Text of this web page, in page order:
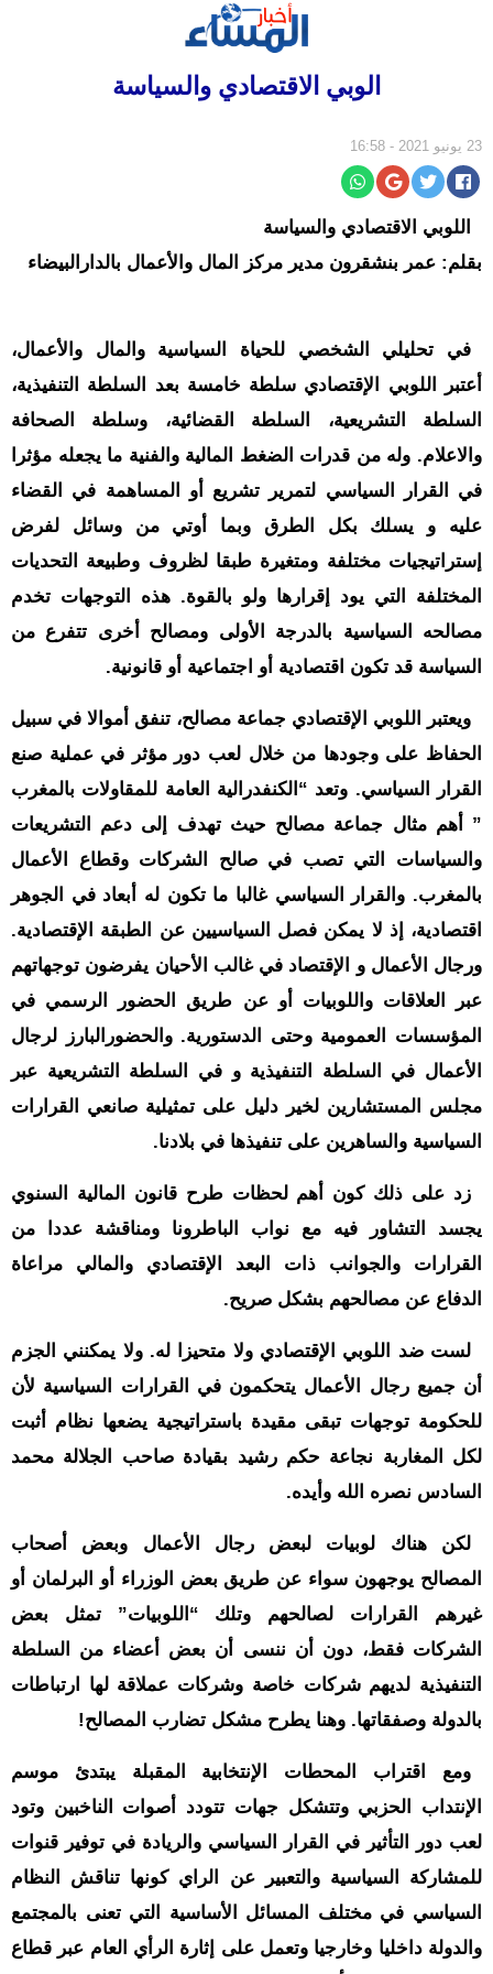
مجتمع
إقتصاد
أخبار
الجالية
فن
رياضة
المرأة
حوادث
قناة
اخبار
المساء
الوبي الاقتصادي والسياسة
23 يونيو 2021 - 16:58
اللوبي الاقتصادي والسياسة
بقلم: عمر بنشقرون مدير مركز المال والأعمال بالدارالبيضاء
في تحليلي الشخصي للحياة السياسية والمال والأعمال،
أعتبر اللوبي الإقتصادي سلطة خامسة بعد السلطة التنفيذية،
السلطة التشريعية، السلطة القضائية، وسلطة الصحافة
والاعلام. وله من قدرات الضغط المالية والفنية ما يجعله مؤثرا
في القرار السياسي لتمرير تشريع أو المساهمة في القضاء
عليه و يسلك بكل الطرق وبما أوتي من وسائل لفرض
إستراتيجيات مختلفة ومتغيرة طبقا لظروف وطبيعة التحديات
المختلفة التي يود إقرارها ولو بالقوة. هذه التوجهات تخدم
مصالحه السياسية بالدرجة الأولى ومصالح أخرى تتفرع من
السياسة قد تكون اقتصادية أو اجتماعية أو قانونية.
ويعتبر اللوبي الإقتصادي جماعة مصالح، تنفق أموالا في سبيل
الحفاظ على وجودها من خلال لعب دور مؤثر في عملية صنع
القرار السياسي. وتعد “الكنفدرالية العامة للمقاولات بالمغرب
” أهم مثال جماعة مصالح حيث تهدف إلى دعم التشريعات
والسياسات التي تصب في صالح الشركات وقطاع الأعمال
بالمغرب. والقرار السياسي غالبا ما تكون له أبعاد في الجوهر
اقتصادية، إذ لا يمكن فصل السياسيين عن الطبقة الإقتصادية.
ورجال الأعمال و الإقتصاد في غالب الأحيان يفرضون توجهاتهم
عبر العلاقات واللوبيات أو عن طريق الحضور الرسمي في
المؤسسات العمومية وحتى الدستورية. والحضورالبارز لرجال
الأعمال في السلطة التنفيذية و في السلطة التشريعية عبر
مجلس المستشارين لخير دليل على تمثيلية صانعي القرارات
السياسية والساهرين على تنفيذها في بلادنا.
زد على ذلك كون أهم لحظات طرح قانون المالية السنوي
يجسد التشاور فيه مع نواب الباطرونا ومناقشة عددا من
القرارات والجوانب ذات البعد الإقتصادي والمالي مراعاة
الدفاع عن مصالحهم بشكل صريح.
لست ضد اللوبي الإقتصادي ولا متحيزا له. ولا يمكنني الجزم
أن جميع رجال الأعمال يتحكمون في القرارات السياسية لأن
للحكومة توجهات تبقى مقيدة باستراتيجية يضعها نظام أثبت
لكل المغاربة نجاعة حكم رشيد بقيادة صاحب الجلالة محمد
السادس نصره الله وأيده.
لكن هناك لوبيات لبعض رجال الأعمال وبعض أصحاب
المصالح يوجهون سواء عن طريق بعض الوزراء أو البرلمان أو
غيرهم القرارات لصالحهم وتلك “اللوبيات” تمثل بعض
الشركات فقط، دون أن ننسى أن بعض أعضاء من السلطة
التنفيذية لديهم شركات خاصة وشركات عملاقة لها ارتباطات
بالدولة وصفقاتها. وهنا يطرح مشكل تضارب المصالح!
ومع اقتراب المحطات الإنتخابية المقبلة يبتدئ موسم
الإنتداب الحزبي وتتشكل جهات تتودد أصوات الناخبين وتود
لعب دور التأثير في القرار السياسي والريادة في توفير قنوات
للمشاركة السياسية والتعبير عن الراي كونها تناقش النظام
السياسي في مختلف المسائل الأساسية التي تعنى بالمجتمع
والدولة داخليا وخارجيا وتعمل على إثارة الرأي العام عبر قطاع